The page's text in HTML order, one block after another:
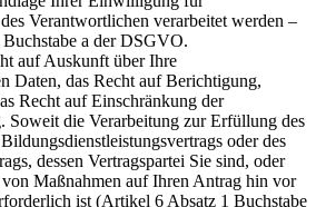
Verantwortlichen verarbeitet werden –
a der DSGVO.
auf Auskunft über Ihre
Daten, das Recht auf Berichtigung,
Recht auf Einschränkung der
Soweit die Verarbeitung zur Erfüllung des
oder des
dessen Vertragspartei Sie sind, oder
Maßnahmen auf Ihren Antrag hin vor
ist (Artikel 6 Absatz 1 Buchstabe